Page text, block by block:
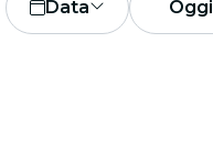
Data Oggi